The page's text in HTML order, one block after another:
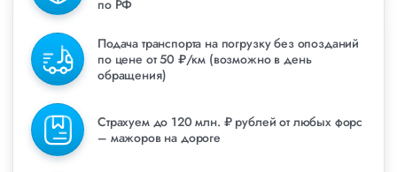
по РФ
Подача транспорта на погрузку без опозданий
по цене от 50 ₽/км (возможно в день
обращения)
Страхуем до 120 млн. ₽ рублей от любых форс
– мажоров на дороге